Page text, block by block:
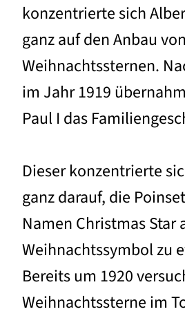
konzentrierte sich
ganz auf den Anbau von
Weihnachtssternen.
im Jahr 1919
Paul I das
Dieser konzentrierte
ganz darauf, die
Namen Christmas Star
Weihnachtssymbol zu
Bereits um 1920
Weihnachtssterne im